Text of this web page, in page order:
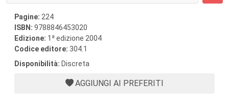
Pagine: 224
ISBN: 9788846453020
Edizione: 1 a edizione 2004
Codice editore: 304.1
Disponibilità: Discreta
AGGIUNGI AI PREFERITI